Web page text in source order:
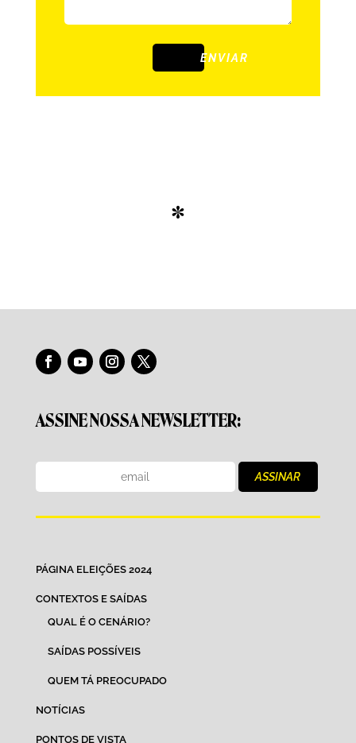
ENVIAR
*
ASSINE NOSSA NEWSLETTER:
PÁGINA ELEIÇÕES 2024
CONTEXTOS E SAÍDAS
QUAL É O CENÁRIO?
SAÍDAS POSSÍVEIS
QUEM TÁ PREOCUPADO
NOTÍCIAS
PONTOS DE VISTA